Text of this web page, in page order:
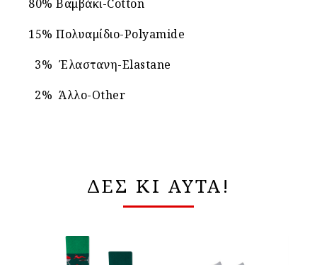
80% Βαμβάκι-Cotton
15% Πολυαμίδιο-Polyamide
3% Έλαστανη-Elastane
2% Άλλο-Other
ΔΕΣ ΚΙ ΑΥΤΑ!